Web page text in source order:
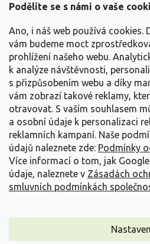
Podělíte se s námi o vaše
Ano, i náš web používá cookies.
vám budeme moct
prohlížení našeho webu.
k analýze návštěvnosti,
s přizpůsobením webu a díky
vám zobrazí takové reklamy,
otravovat. S vaším souhlasem
a osobní údaje k personalizaci
reklamních kampaní. Naše
údajů naleznete zde: Podmínky
Více informací o tom, jak
údaje, naleznete v Zásadách
smluvních podmínkách
Vše o nákupu
Informace pro Vás
Kontakujte nás
Vytvořil